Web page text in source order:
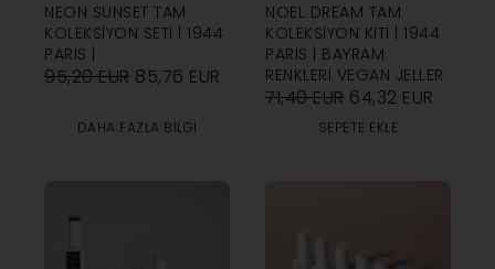
NEON SUNSET TAM
KOLEKSIYON SETI | 1944
PARIS |
95,20EUR 85,76 EUR
DAHA FAZLA BILGI
NOEL DREAM TAM
KOLEKSIYON KITI | 1944
PARIS | BAYRAM
RENKLERI VEGAN JELLER
71,40EUR 64,32 EUR
SEPETE EKLE